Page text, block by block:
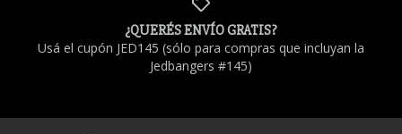
¿QUERÉS ENVÍO GRATIS?
Usá el cupón JED145 (sólo para compras que incluyan la
Jedbangers #145)